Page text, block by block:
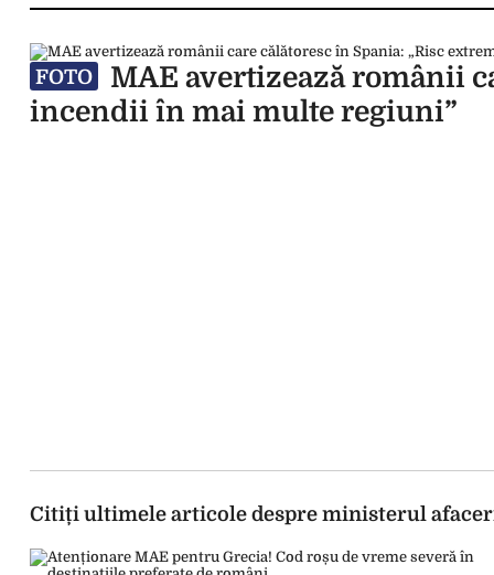
FOTO
MAE avertizează românii
incendii în mai multe regiuni”
Citiți ultimele articole despre ministerul